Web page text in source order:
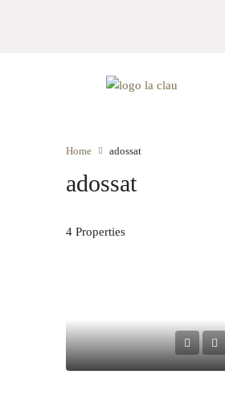
Home adossat
adossat
4 Properties